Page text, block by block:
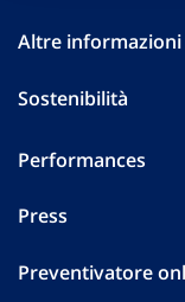
Altre informazioni
Sostenibilità
Performances
Press
Preventivatore